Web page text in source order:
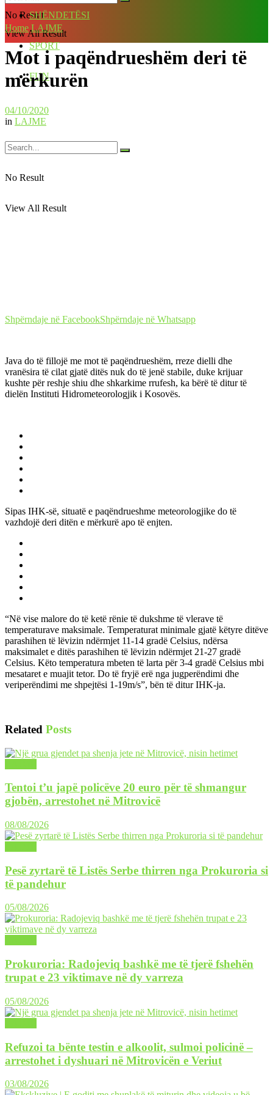
No Result
View All Result
SHËNDETËSI
SPORT
FUN
No Result
View All Result
Home LAJME
Mot i paqëndrueshëm deri të
mërkurën
04/10/2020
in LAJME
Shpërndaje në FacebookShpërndaje në Whatsapp
Java do të fillojë me mot të paqëndrueshëm, rreze dielli dhe
vranësira të cilat gjatë ditës nuk do të jenë stabile, duke krijuar
kushte për reshje shiu dhe shkarkime rrufesh, ka bërë të ditur të
dielën Instituti Hidrometeorologjik i Kosovës.
Sipas IHK-së, situatë e paqëndrueshme meteorologjike do të
vazhdojë deri ditën e mërkurë apo të enjten.
“Në vise malore do të ketë rënie të dukshme të vlerave të
temperaturave maksimale. Temperaturat minimale gjatë këtyre ditëve
parashihen të lëvizin ndërmjet 11-14 gradë Celsius, ndërsa
maksimalet e ditës parashihen të lëvizin ndërmjet 21-27 gradë
Celsius. Këto temperatura mbeten të larta për 3-4 gradë Celsius mbi
mesataret e muajit tetor. Do të fryjë erë nga jugperëndimi dhe
veriperëndimi me shpejtësi 1-19m/s”, bën të ditur IHK-ja.
Related Posts
Tentoi t’u japë policëve 20 euro për të shmangur
gjobën, arrestohet në Mitrovicë
08/08/2026
Pesë zyrtarë të Listës Serbe thirren nga Prokuroria si
të pandehur
05/08/2026
Prokuroria: Radojeviq bashkë me të tjerë fshehën
trupat e 23 viktimave në dy varreza
05/08/2026
Refuzoi ta bënte testin e alkoolit, sulmoi policinë –
arrestohet i dyshuari në Mitrovicën e Veriut
03/08/2026